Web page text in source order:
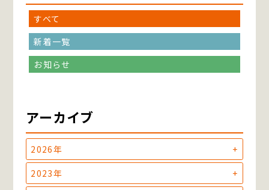
すべて
新着一覧
お知らせ
アーカイブ
2026年
2023年